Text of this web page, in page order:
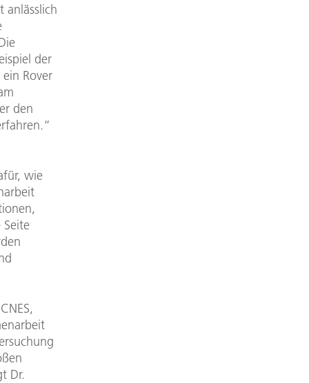
anlässlich
der
Rover
den
wie
Dr.